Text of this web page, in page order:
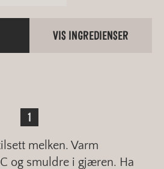
VIS INGREDIENSER
melken. Varm
og smuldre i gjæren. Ha